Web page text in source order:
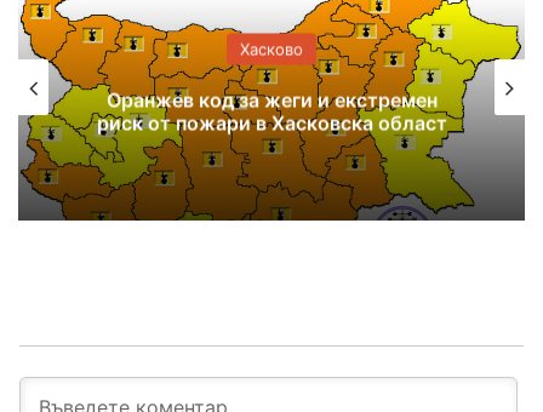
Хасково
Оранжев код за жеги и екстремен
риск от пожари в Хасковска област